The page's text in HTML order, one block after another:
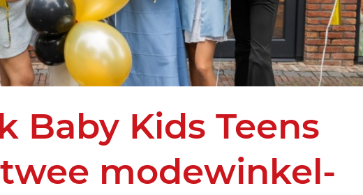
Baby Kids Teens
modewinkel-